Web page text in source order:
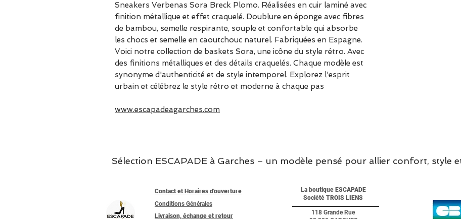
Sneakers Verbenas Sora Breck Plomo. Réalisées en cuir laminé avec
finition métallique et effet craquelé. Doublure en éponge avec fibres
de bambou, semelle respirante, souple et confortable qui absorbe
les chocs et semelle en caoutchouc naturel. Fabriquées en Espagne.
Voici notre collection de baskets Sora, une icône du style rétro. Avec
des finitions métalliques et des détails craquelés. Chaque modèle est
synonyme d'authenticité et de style intemporel. Explorez l'esprit
urbain et célébrez le style rétro et moderne à chaque pas
www.escapadeagarches.com
Sélection ESCAPADE à Garches – un modèle pensé pour allier confort, style
Contact et Horaires d'ouverture
Conditions Générales
Livraison, échange et retour
La boutique ESCAPADE
Société TROIS LIENS
118 Grande Rue